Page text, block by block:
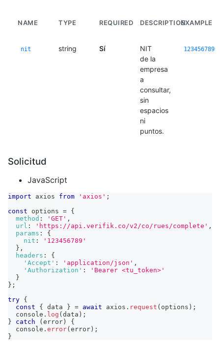
NAME TYPE REQUIRED DESCRIPTIONEXAMPLE
nit string Sí
NIT
de la
empresa
a
consultar,
sin
espacios
ni
puntos.
123456789
Solicitud
JavaScript
import axios from 'axios' ;
const options = {
method : 'GET' ,
url : 'https://api.verifik.co/v2/co/rues/complete' ,
params :
{
nit :
'123456789'
} ,
headers :
{
'Accept' : 'application/json' ,
'Authorization' :
'Bearer <tu_token>'
}
} ;
try {
const
{ data } = await axios . request ( options ) ;
console . log ( data ) ;
}
catch ( error )
{
console . error( error ) ;
}